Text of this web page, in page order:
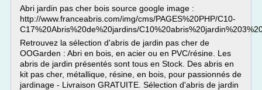
Abri jardin pas cher bois source google image :
http://www.franceabris.com/img/cms/PAGES%20PHP/C10-
C17%20Abris%20de%20jardins/
Retrouvez la sélection d'abris de jardin pas cher de
OOGarden : Abri en bois, en acier ou en PVC/résine. Les
abris de jardin présentés sont tous en Stock. Des abris en
kit pas cher, métallique, résine, en bois, pour passionnés de
jardinage - Livraison GRATUITE. Sélection d'abris de jardin